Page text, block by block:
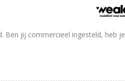
Ben jij commercieel ingesteld, heb je